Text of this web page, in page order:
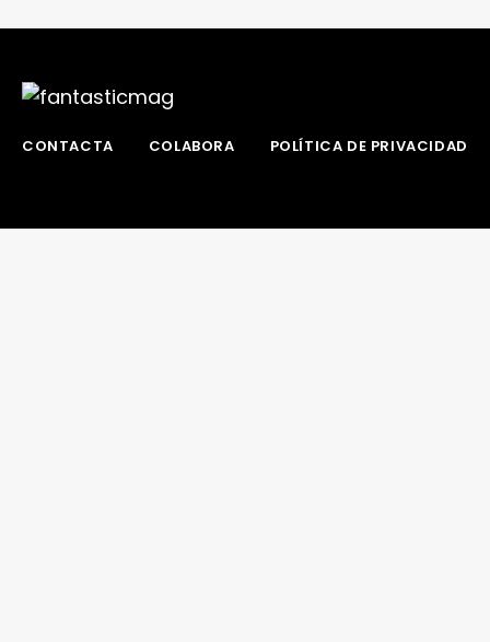
CONTACTA COLABORA POLÍTICA DE PRIVACIDAD